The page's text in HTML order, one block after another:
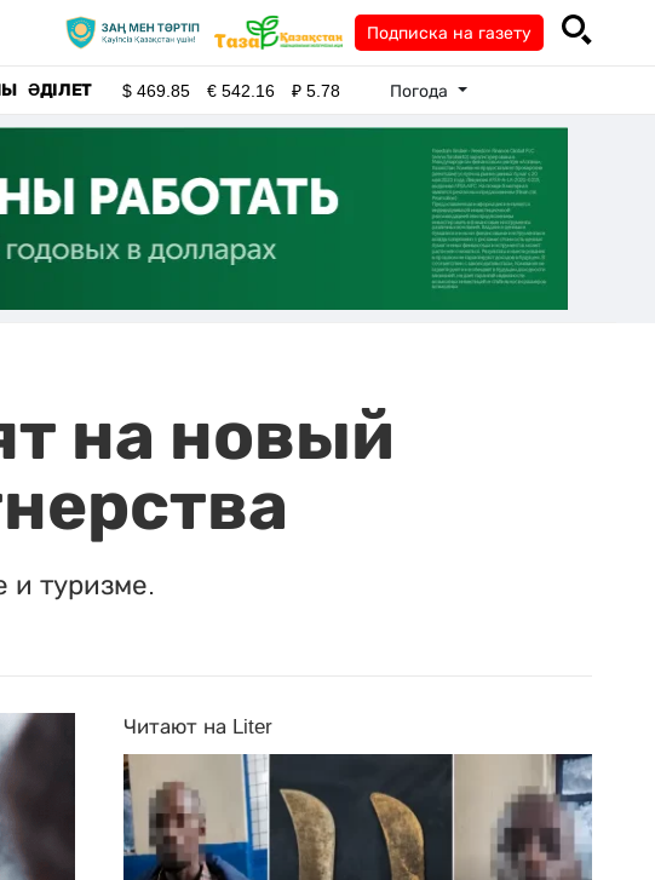
Подписка на газету
ӘДІЛЕТ $469.85 €542.16 ₽5.78 Погода
на новый
и туризме.
Читают на Liter